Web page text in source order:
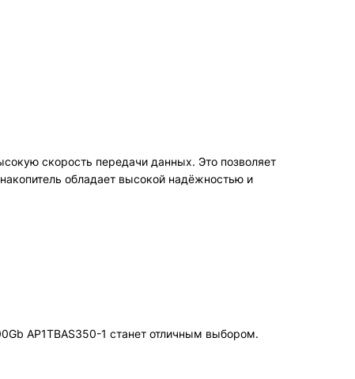
скорость передачи данных. Это позволяет
обладает высокой надёжностью и
AP1TBAS350-1 станет отличным выбором.